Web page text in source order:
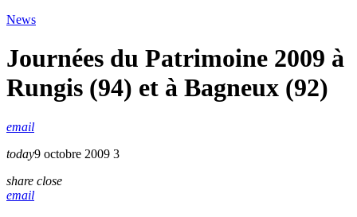
News
Journées du Patrimoine 2009 à
Rungis (94) et à Bagneux (92)
email
today9 octobre 2009 3
share close
email